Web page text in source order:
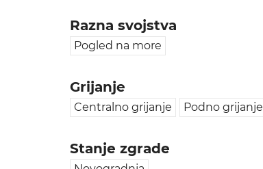
Razna svojstva
Pogled na more
Grijanje
Centralno grijanje Podno grijanje
Stanje zgrade